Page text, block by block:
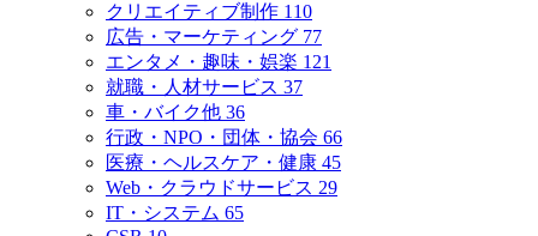
クリエイティブ制作 110
広告・マーケティング 77
エンタメ・趣味・娯楽 121
就職・人材サービス 37
車・バイク他 36
行政・NPO・団体・協会 66
医療・ヘルスケア・健康 45
Web・クラウドサービス 29
IT・システム 65